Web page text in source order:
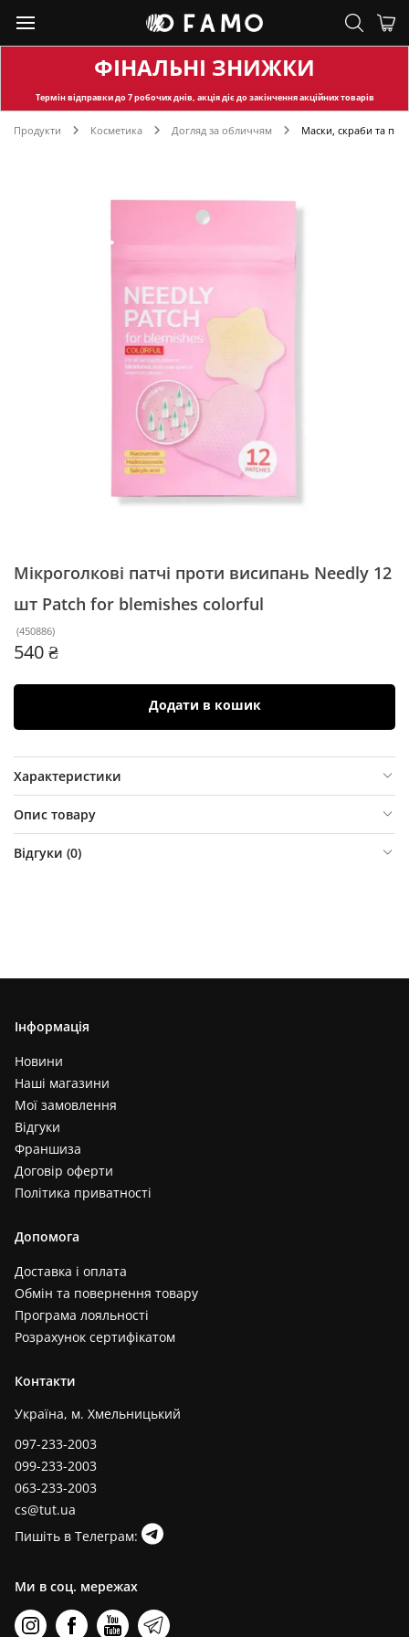
ФІНАЛЬНІ ЗНИЖКИ
Термін відправкидо 7 робочих днів, акція діє до закінчення акційних товарів
Продукти Косметика Догляд за обличчям Маски, скраби та
Мікроголкові патчі проти висипань Needly 12
шт Patch for blemishes colorful
(450886)
540 ₴
Додати в кошик
Характеристики
Опис товару
Відгуки (0)
Інформація
Новини
Наші магазини
Мої замовлення
Відгуки
Франшиза
Договір оферти
Політика приватності
Допомога
Доставка і оплата
Обмін та повернення товару
Програма лояльності
Розрахунок сертифікатом
Контакти
Україна, м. Хмельницький
097-233-2003
099-233-2003
063-233-2003
cs@tut.ua
Пишіть в Телеграм:
Ми в соц. мережах